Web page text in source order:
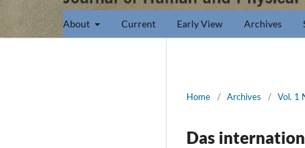
About Current Early View Archives
Home / Archives / Vol. 1
Das